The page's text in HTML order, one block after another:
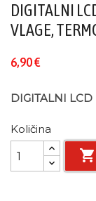
DIGITALNI
VLAGE,
6,90 €
DIGITALNI LCD
Količina
